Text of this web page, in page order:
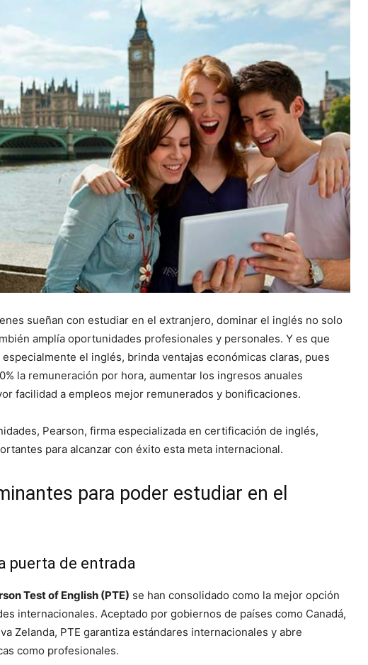
sueñan con estudiar en el extranjero, dominar el inglés no solo
amplía oportunidades profesionales y personales. Y es que
el inglés, brinda ventajas económicas claras, pues
la remuneración por hora, aumentar los ingresos anuales
facilidad a empleos mejor remunerados y bonificaciones.
Pearson, firma especializada en certificación de inglés,
para alcanzar con éxito esta meta internacional.
para poder estudiar en el
puerta de entrada
Test of English (PTE) se han consolidado como la mejor opción
internacionales. Aceptado por gobiernos de países como Canadá,
Zelanda, PTE garantiza estándares internacionales y abre
como profesionales.